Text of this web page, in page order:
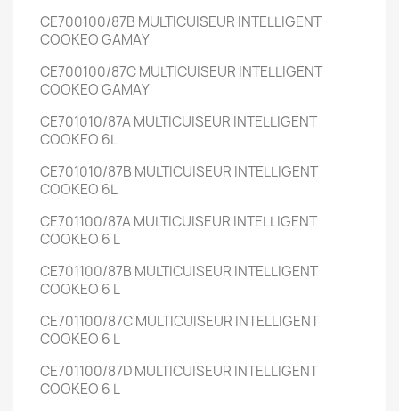
CE700100/87B MULTICUISEUR INTELLIGENT
COOKEO GAMAY
CE700100/87CMULTICUISEUR INTELLIGENT
COOKEO GAMAY
CE701010/87AMULTICUISEUR INTELLIGENT
COOKEO 6L
CE701010/87B MULTICUISEUR INTELLIGENT
COOKEO 6L
CE701100/87AMULTICUISEUR INTELLIGENT
COOKEO 6 L
CE701100/87B MULTICUISEUR INTELLIGENT
COOKEO 6 L
CE701100/87CMULTICUISEUR INTELLIGENT
COOKEO 6 L
CE701100/87DMULTICUISEUR INTELLIGENT
COOKEO 6 L